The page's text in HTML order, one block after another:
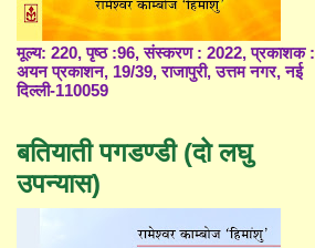
मूल्य: 220, पृष्ठ :96, संस्करण : 2022, प्रकाशक :
अयन प्रकाशन, 19/39, राजापुरी, उत्तम नगर, नई
दिल्ली-110059
बतियाती पगडण्डी (दो लघु
उपन्यास)